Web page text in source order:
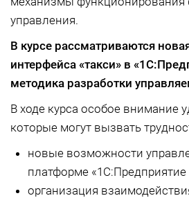
управления.
В курсе рассматриваются
интерфейса «такси» в
методика разработки
В ходе курса особое внимание
которые могут вызвать
новые возможности
платформе «1С:Предприятие
организация